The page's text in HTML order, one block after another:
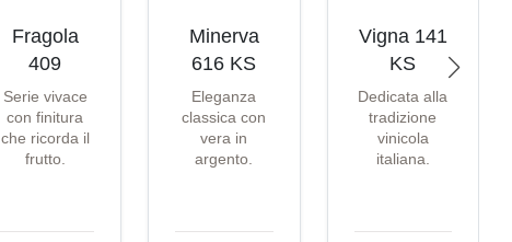
Fragola
409
Serie vivace
con finitura
che ricorda il
frutto.
Minerva
616 KS
Eleganza
classica con
vera in
argento.
Vigna 141
KS
Dedicata alla
tradizione
vinicola
italiana.